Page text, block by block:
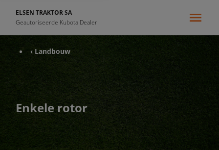
ELSEN TRAKTOR SA
Geautoriseerde Kubota Dealer
‹ Landbouw
Enkele rotor